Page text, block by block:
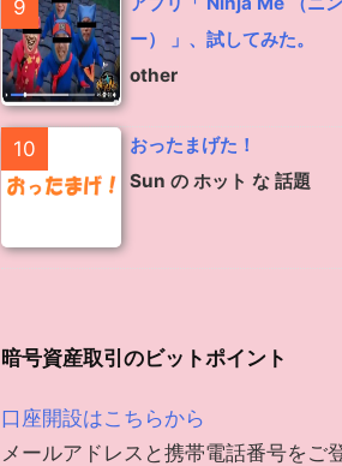
9
ー） 」、試してみた。
other
10
おったまげた！
Sun の ホット な 話題
暗号資産取引のビットポイント
口座開設はこちらから
メールアドレスと携帯電話番号をご